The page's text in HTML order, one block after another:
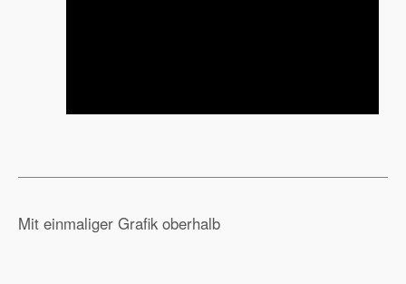
Mit einmaliger Grafik oberhalb